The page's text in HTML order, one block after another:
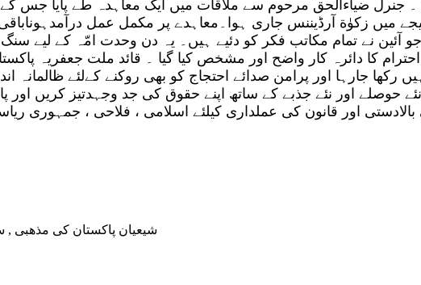
آئین نے تمام مکاتب فکر کو دئیے ہیں۔ یہ دن وحدت امّہ کے لیے
کا دائرہ کار واضح اور مشخص کیا گیا ۔ قائد ملت جعفریہ
جارہا اور پرامن صدائے احتجاج کو بھی روکنے کےلئے ظالمانہ
حوصلے اور نئے جذبے کے ساتھ اپنے حقوق کی جد وجہدتیز کریں اور
اور قانون کی عملداری کیلئے اسلامی ، فلاحی ، جمہوری
شیعیان پاکستان کی مذهبی ,